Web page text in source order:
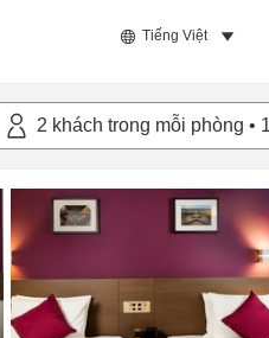
Tiếng Việt
2 khách trong mỗi phòng • 1